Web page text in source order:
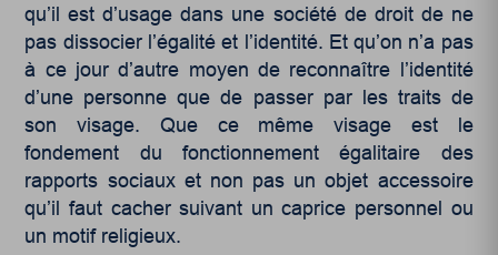
qu’il est d’usage dans une société de droit de ne
pas dissocier l’égalité et l’identité. Et qu’on n’a pas
à ce jour d’autre moyen de reconnaître l’identité
d’une personne que de passer par les traits de
son visage. Que ce même visage est le
fondement du fonctionnement égalitaire des
rapports sociaux et non pas un objet accessoire
qu’il faut cacher suivant un caprice personnel ou
un motif religieux.